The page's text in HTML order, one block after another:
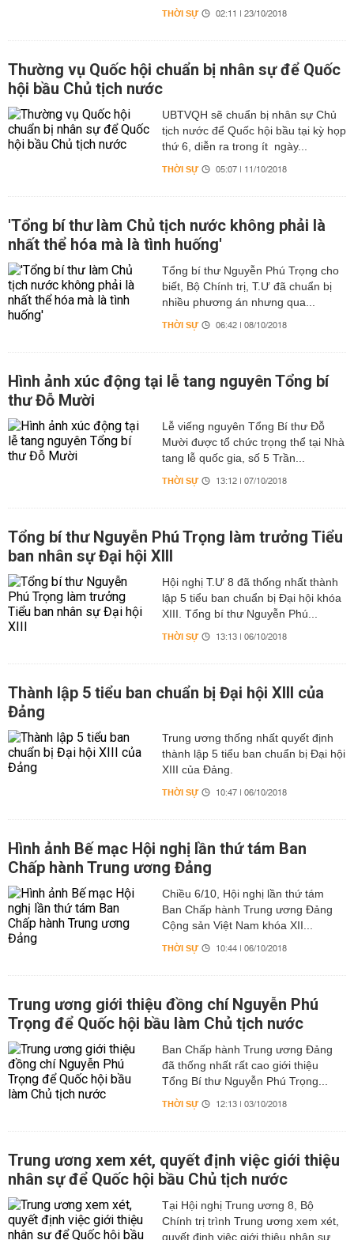
THỜI SỰ 02:11 | 23/10/2018
Thường vụ Quốc hội chuẩn bị nhân sự để Quốc
hội bầu Chủ tịch nước
UBTVQH sẽ chuẩn bị nhân sự Chủ
tịch nước để Quốc hội bầu tại kỳ họp
thứ 6, diễn ra trong ít ngày...
THỜI SỰ 05:07 | 11/10/2018
'Tổng bí thư làm Chủ tịch nước không phải là
nhất thể hóa mà là tình huống'
Tổng bí thư Nguyễn Phú Trọng cho
biết, Bộ Chính trị, T.Ư đã chuẩn bị
nhiều phương án nhưng qua...
THỜI SỰ 06:42 | 08/10/2018
Hình ảnh xúc động tại lễ tang nguyên Tổng bí
thư Đỗ Mười
Lễ viếng nguyên Tổng Bí thư Đỗ
Mười được tổ chức trọng thể tại Nhà
tang lễ quốc gia, số 5 Trần...
THỜI SỰ 13:12 | 07/10/2018
Tổng bí thư Nguyễn Phú Trọng làm trưởng Tiểu
ban nhân sự Đại hội XIII
Hội nghị T.Ư 8 đã thống nhất thành
lập 5 tiểu ban chuẩn bị Đại hội khóa
XIII. Tổng bí thư Nguyễn Phú...
THỜI SỰ 13:13 | 06/10/2018
Thành lập 5 tiểu ban chuẩn bị Đại hội XIII của
Đảng
Trung ương thống nhất quyết định
thành lập 5 tiểu ban chuẩn bị Đại hội
XIII của Đảng.
THỜI SỰ 10:47 | 06/10/2018
Hình ảnh Bế mạc Hội nghị lần thứ tám Ban
Chấp hành Trung ương Đảng
Chiều 6/10, Hội nghị lần thứ tám
Ban Chấp hành Trung ương Đảng
Cộng sản Việt Nam khóa XII...
THỜI SỰ 10:44 | 06/10/2018
Trung ương giới thiệu đồng chí Nguyễn Phú
Trọng để Quốc hội bầu làm Chủ tịch nước
Ban Chấp hành Trung ương Đảng
đã thống nhất rất cao giới thiệu
Tổng Bí thư Nguyễn Phú Trọng...
THỜI SỰ 12:13 | 03/10/2018
Trung ương xem xét, quyết định việc giới thiệu
nhân sự để Quốc hội bầu Chủ tịch nước
Tại Hội nghị Trung ương 8, Bộ
Chính trị trình Trung ương xem xét,
quyết định việc giới thiệu nhân sự...